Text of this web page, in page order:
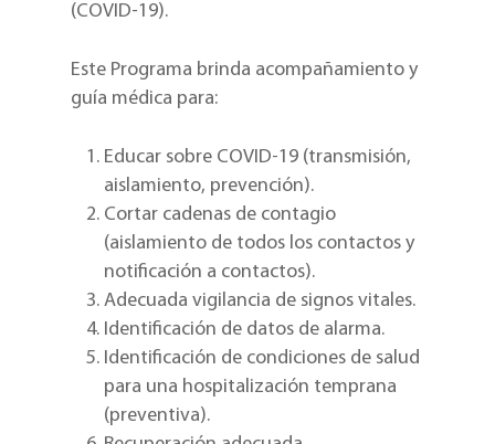
(COVID-19).
Este Programa brinda acompañamiento y
guía médica para:
Educar sobre COVID-19 (transmisión,
aislamiento, prevención).
Cortar cadenas de contagio
(aislamiento de todos los contactos y
notificación a contactos).
Adecuada vigilancia de signos vitales.
Identificación de datos de alarma.
Identificación de condiciones de salud
para una hospitalización temprana
(preventiva).